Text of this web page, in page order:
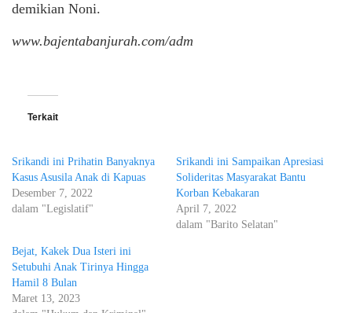
demikian Noni.
www.bajentabanjurah.com/adm
Terkait
Srikandi ini Prihatin Banyaknya
Kasus Asusila Anak di Kapuas
Desember 7, 2022
dalam "Legislatif"
Srikandi ini Sampaikan Apresiasi
Solideritas Masyarakat Bantu
Korban Kebakaran
April 7, 2022
dalam "Barito Selatan"
Bejat, Kakek Dua Isteri ini
Setubuhi Anak Tirinya Hingga
Hamil 8 Bulan
Maret 13, 2023